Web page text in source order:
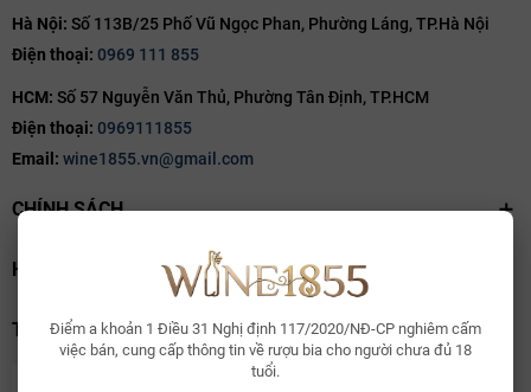
Điểm a khoản 1 Điều 31 Nghị định 117/2020/NĐ-CP nghiêm cấm
việc bán, cung cấp thông tin về rượu bia cho người chưa đủ 18
tuổi.
Hà Nội: Số 113B/25 Phố Vũ Ngọc Phan, Phường Láng, TP.Hà Nội
Điện thoại: 0969 111 855
HCM: Số 57 Nguyễn Văn Thủ, Phường Tân Định, TP.HCM
Điện thoại: 0969111855
Email: wine1855.vn@gmail.com
CHÍNH SÁCH
HỖ TRỢ
THANH TOÁN